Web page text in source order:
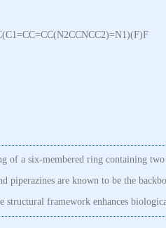
of a six-membered ring containing
piperazines are known to be the
framework enhances